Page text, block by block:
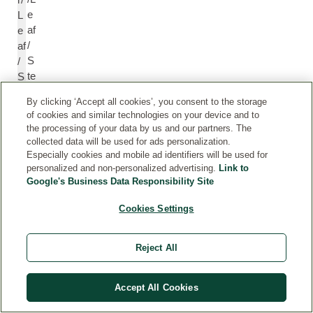
L
e
af
/
S
e
af
/
S
te
E
xt
ra
ct
lt
a
By clicking ‘Accept all cookies’, you consent to the storage
of cookies and similar technologies on your device and to
the processing of your data by us and our partners. The
collected data will be used for ads personalization.
Especially cookies and mobile ad identifiers will be used for
personalized and non-personalized advertising. Link to
Google's Business Data Responsibility Site
Cookies Settings
Reject All
Accept All Cookies